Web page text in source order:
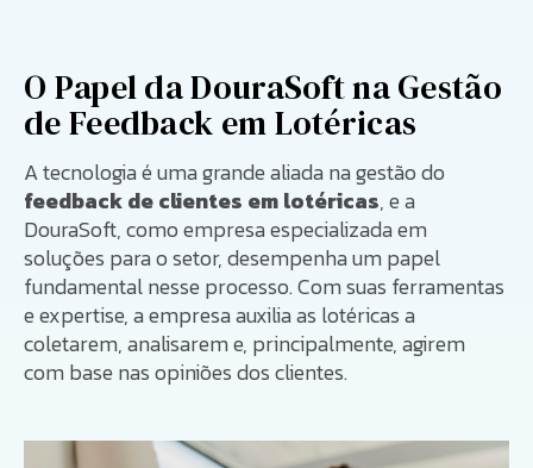
O Papel da DouraSoft na Gestão
de Feedback em Lotéricas
A tecnologia é uma grande aliada na gestão do
feedback de clientes em lotéricas, e a
DouraSoft, como empresa especializada em
soluções para o setor, desempenha um papel
fundamental nesse processo. Com suas ferramentas
e expertise, a empresa auxilia as lotéricas a
coletarem, analisarem e, principalmente, agirem
com base nas opiniões dos clientes.